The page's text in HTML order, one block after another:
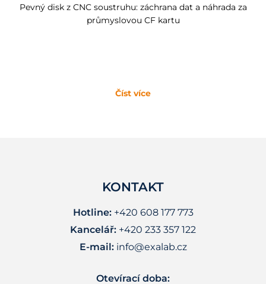
Pevný disk z CNC soustruhu: záchrana dat a náhrada za
průmyslovou CF kartu
Číst více
KONTAKT
Hotline:+420 608 177 773
Kancelář: +420 233 357 122
E-mail: info@exalab.cz
Otevírací doba: